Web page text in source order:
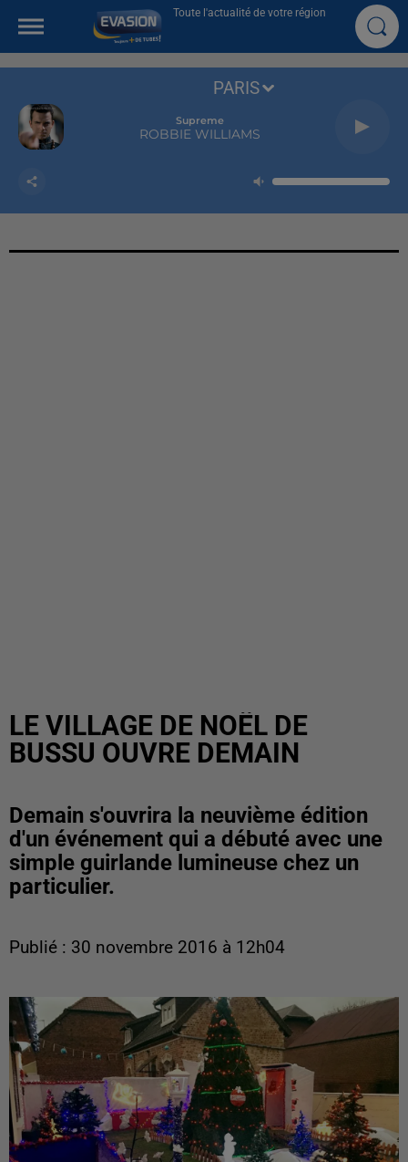
Toute l'actualité de votre région
Supreme
ROBBIE WILLIAMS
PARIS
LE VILLAGE DE NOËL DE
BUSSU OUVRE DEMAIN
Demain s'ouvrira la neuvième édition
d'un événement qui a débuté avec une
simple guirlande lumineuse chez un
particulier.
Publié : 30 novembre 2016 à 12h04